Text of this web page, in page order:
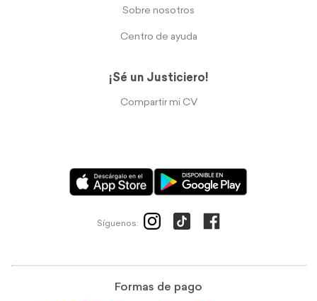
Sobre nosotros
Centro de ayuda
¡Sé un Justiciero!
Compartir mi CV
Síguenos:
Formas de pago